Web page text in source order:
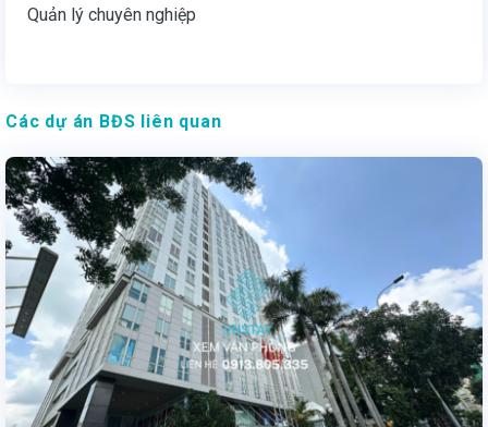
Quản lý chuyên nghiệp
Các dự án BĐS liên quan